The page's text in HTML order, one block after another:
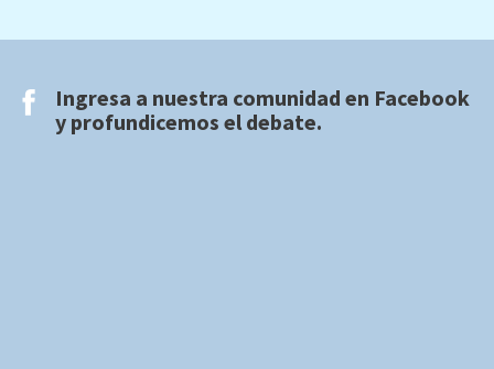
Ingresa a nuestra comunidad en Facebook
y profundicemos el debate.